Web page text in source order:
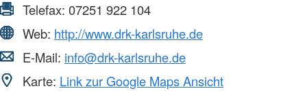
Telefax: 07251 922 104
Web: http://www.drk-karlsruhe.de
E-Mail: info@drk-karlsruhe.de
Karte: Link zur Google Maps Ansicht